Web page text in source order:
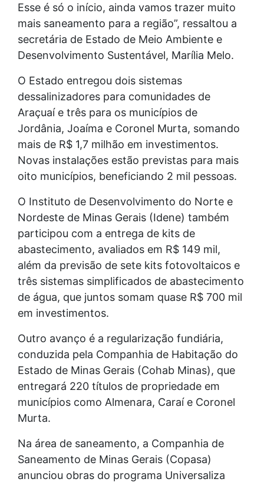
Esse é só o início, ainda vamos trazer muito
mais saneamento para a região”, ressaltou a
secretária de Estado de Meio Ambiente e
Desenvolvimento Sustentável, Marília Melo.
O Estado entregou dois sistemas
dessalinizadores para comunidades de
Araçuaí e três para os municípios de
Jordânia, Joaíma e Coronel Murta, somando
mais de R$ 1,7 milhão em investimentos.
Novas instalações estão previstas para mais
oito municípios, beneficiando 2 mil pessoas.
O Instituto de Desenvolvimento do Norte e
Nordeste de Minas Gerais (Idene) também
participou com a entrega de kits de
abastecimento, avaliados em R$ 149 mil,
além da previsão de sete kits fotovoltaicos e
três sistemas simplificados de abastecimento
de água, que juntos somam quase R$ 700 mil
em investimentos.
Outro avanço é a regularização fundiária,
conduzida pela Companhia de Habitação do
Estado de Minas Gerais (Cohab Minas), que
entregará 220 títulos de propriedade em
municípios como Almenara, Caraí e Coronel
Murta.
Na área de saneamento, a Companhia de
Saneamento de Minas Gerais (Copasa)
anunciou obras do programa Universaliza